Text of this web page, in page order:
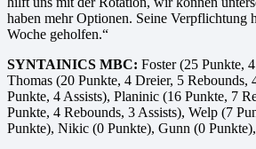
haben mehr Optionen. Seine Verpflichtung
Woche geholfen.“
SYNTAINICS MBC: Foster (25 Punkte,
Thomas (20 Punkte, 4 Dreier, 5 Rebounds,
Punkte, 4 Assists), Planinic (16 Punkte, 7
Punkte, 4 Rebounds, 3 Assists), Welp (7
Punkte), Nikic (0 Punkte), Gunn (0